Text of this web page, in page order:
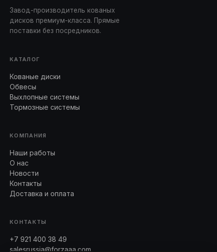
Завод-производитель кованых
дисков премиум-класса. Прямые
поставки без посредников.
КАТАЛОГ
Кованые диски
Обвесы
Выхлопные системы
Тормозные системы
КОМПАНИЯ
Наши работы
О нас
Новости
Контакты
Доставка и оплата
КОНТАКТЫ
+7 921 400 38 49
salesrussia@forzaaa.com